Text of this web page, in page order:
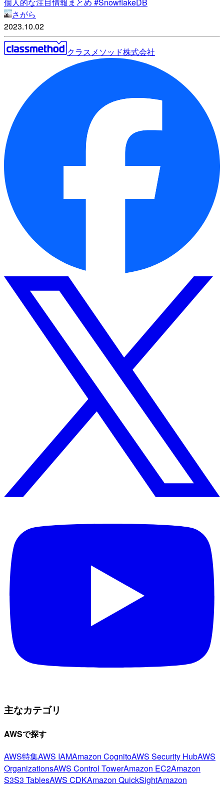
さがら
2023.10.02
クラスメソッド株式会社
主なカテゴリ
AWSで探す
AWS特集AWS IAMAmazon CognitoAWS Security HubAWS
OrganizationsAWS Control TowerAmazon EC2Amazon
S3S3 TablesAWS CDKAmazon QuickSightAmazon